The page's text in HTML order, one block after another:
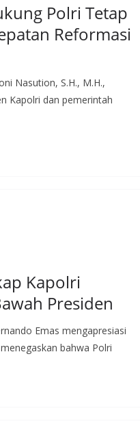
Polri Tetap
Reformasi
Nasution, S.H., M.H.,
Kapolri dan pemerintah
Kapolri
Presiden
Emas mengapresiasi
bahwa Polri